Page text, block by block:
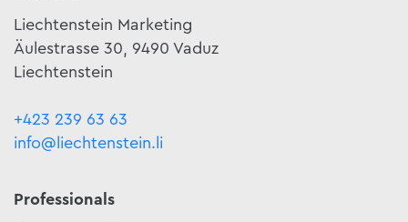
Liechtenstein Marketing
Äulestrasse 30, 9490 Vaduz
Liechtenstein
+423 239 63 63
info@liechtenstein.li
Professionals